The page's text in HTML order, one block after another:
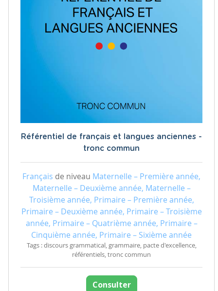
Référentiel de français et langues anciennes -
tronc commun
Français de niveau Maternelle – Première année,
Maternelle – Deuxième année, Maternelle –
Troisième année, Primaire – Première année,
Primaire – Deuxième année, Primaire – Troisième
année, Primaire – Quatrième année, Primaire –
Cinquième année, Primaire – Sixième année
Tags : discours grammatical, grammaire, pacte d'excellence,
référentiels, tronc commun
Consulter